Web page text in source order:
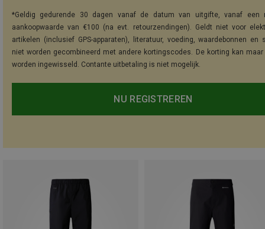
*Geldig gedurende 30 dagen vanaf de datum van uitgifte, vanaf een
aankoopwaarde van €100 (na evt. retourzendingen). Geldt niet voor
artikelen (inclusief GPS-apparaten), literatuur, voeding, waardebonnen en
niet worden gecombineerd met andere kortingscodes. De korting kan maar
worden ingewisseld. Contante uitbetaling is niet mogelijk.
NU REGISTREREN